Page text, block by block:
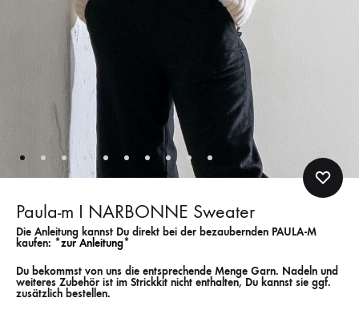
Paula-m I NARBONNE Sweater
Die Anleitung kannst Du direkt bei der bezaubernden PAULA-M
kaufen: *zur Anleitung*
Du bekommst von uns die entsprechende Menge Garn. Nadeln und
weiteres Zubehör ist im Strickkit nicht enthalten, Du kannst sie ggf.
zusätzlich bestellen.